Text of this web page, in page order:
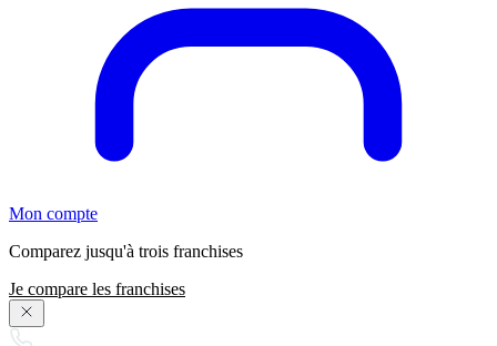
Mon compte
Comparez jusqu'à trois franchises
Je compare les franchises